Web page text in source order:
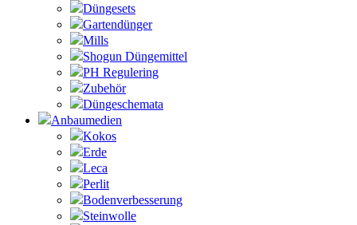
Düngesets
Gartendünger
Mills
Shogun Düngemittel
PH Regulering
Zubehör
Düngeschemata
Anbaumedien
Kokos
Erde
Leca
Perlit
Bodenverbesserung
Steinwolle